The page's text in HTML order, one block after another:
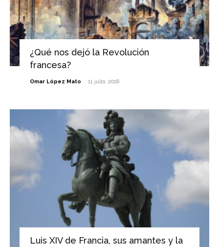
¿Qué nos dejó la Revolución
francesa?
Omar López Mato - 11 julio, 2018
Luis XIV de Francia, sus amantes y la